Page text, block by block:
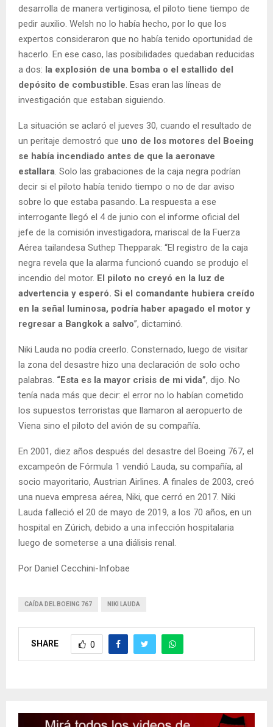
desarrolla de manera vertiginosa, el piloto tiene tiempo de
pedir auxilio. Welsh no lo había hecho, por lo que los
expertos consideraron que no había tenido oportunidad de
hacerlo. En ese caso, las posibilidades quedaban reducidas
a dos: la explosión de una bomba o el estallido del
depósito de combustible. Esas eran las líneas de
investigación que estaban siguiendo.
La situación se aclaró el jueves 30, cuando el resultado de
un peritaje demostró que uno de los motores del Boeing
se había incendiado antes de que la aeronave
estallara. Solo las grabaciones de la caja negra podrían
decir si el piloto había tenido tiempo o no de dar aviso
sobre lo que estaba pasando. La respuesta a ese
interrogante llegó el 4 de junio con el informe oficial del
jefe de la comisión investigadora, mariscal de la Fuerza
Aérea tailandesa Suthep Thepparak: “El registro de la caja
negra revela que la alarma funcionó cuando se produjo el
incendio del motor. El piloto no creyó en la luz de
advertencia y esperó. Si el comandante hubiera creído
en la señal luminosa, podría haber apagado el motor y
regresar a Bangkok a salvo”, dictaminó.
Niki Lauda no podía creerlo. Consternado, luego de visitar
la zona del desastre hizo una declaración de solo ocho
palabras. “Esta es la mayor crisis de mi vida”, dijo. No
tenía nada más que decir: el error no lo habían cometido
los supuestos terroristas que llamaron al aeropuerto de
Viena sino el piloto del avión de su compañía.
En 2001, diez años después del desastre del Boeing 767, el
excampeón de Fórmula 1 vendió Lauda, su compañía, al
socio mayoritario, Austrian Airlines. A finales de 2003, creó
una nueva empresa aérea, Niki, que cerró en 2017. Niki
Lauda falleció el 20 de mayo de 2019, a los 70 años, en un
hospital en Zúrich, debido a una infección hospitalaria
luego de someterse a una diálisis renal.
Por Daniel Cecchini-Infobae
CAÍDA DEL BOEING 767 NIKI LAUDA
SHARE 0